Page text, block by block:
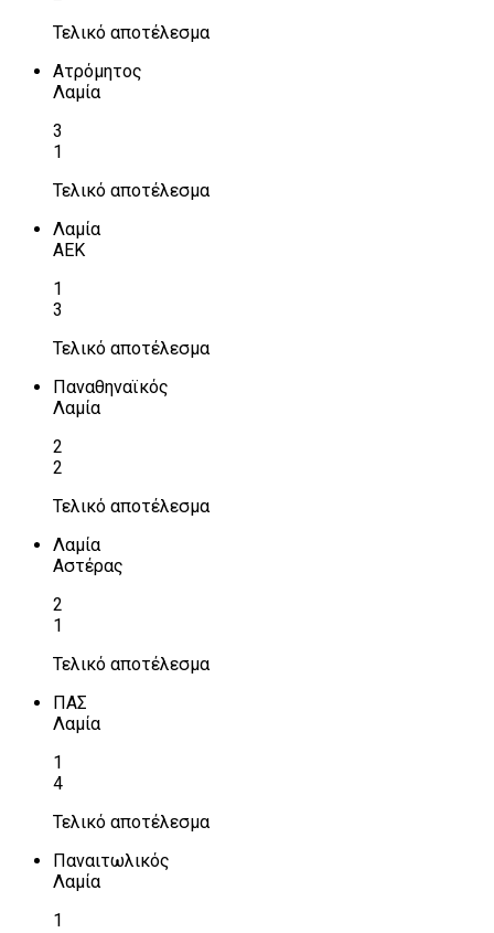
Τελικό αποτέλεσμα
Ατρόμητος
Λαμία
3
1
Τελικό αποτέλεσμα
Λαμία
ΑΕΚ
1
3
Τελικό αποτέλεσμα
Παναθηναϊκός
Λαμία
2
2
Τελικό αποτέλεσμα
Λαμία
Αστέρας
2
1
Τελικό αποτέλεσμα
ΠΑΣ
Λαμία
1
4
Τελικό αποτέλεσμα
Παναιτωλικός
Λαμία
1